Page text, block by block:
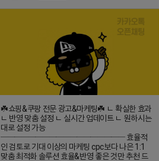
☘️쇼핑&쿠팡 전문 광고&마케팅☘️ ㄴ 확실한 효과
ㄴ 반영 맞춤 설정 ㄴ 실시간 업데이트 ㄴ 원하시는
대로 설정 가능
────────────────── 효율적
인 검토로 기대 이상의 마케팅 cpc보다 나은 1:1
맞춤 최적화 솔루션 효율&반영 좋은 것만 추천 드